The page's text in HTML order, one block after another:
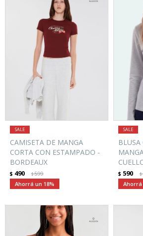
CAMISETA DE MANGA
CORTA CON ESTAMPADO -
BORDEAUX
$ 490 $599
18
$ 590 $